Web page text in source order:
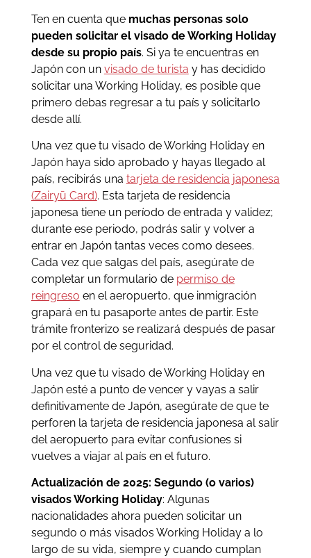
Ten en cuenta que muchas personas solo
pueden solicitar el visado de Working Holiday
desde su propio país. Si ya te encuentras en
Japón con un visado de turista y has decidido
solicitar una Working Holiday, es posible que
primero debas regresar a tu país y solicitarlo
desde allí.
Una vez que tu visado de Working Holiday en
Japón haya sido aprobado y hayas llegado al
país, recibirás una tarjeta de residencia japonesa
(Zairyū Card). Esta tarjeta de residencia
japonesa tiene un período de entrada y validez;
durante ese periodo, podrás salir y volver a
entrar en Japón tantas veces como desees.
Cada vez que salgas del país, asegúrate de
completar un formulario de permiso de
reingreso en el aeropuerto, que inmigración
grapará en tu pasaporte antes de partir. Este
trámite fronterizo se realizará después de pasar
por el control de seguridad.
Una vez que tu visado de Working Holiday en
Japón esté a punto de vencer y vayas a salir
definitivamente de Japón, asegúrate de que te
perforen la tarjeta de residencia japonesa al salir
del aeropuerto para evitar confusiones si
vuelves a viajar al país en el futuro.
Actualización de 2025: Segundo (o varios)
visados Working Holiday: Algunas
nacionalidades ahora pueden solicitar un
segundo o más visados Working Holiday a lo
largo de su vida, siempre y cuando cumplan